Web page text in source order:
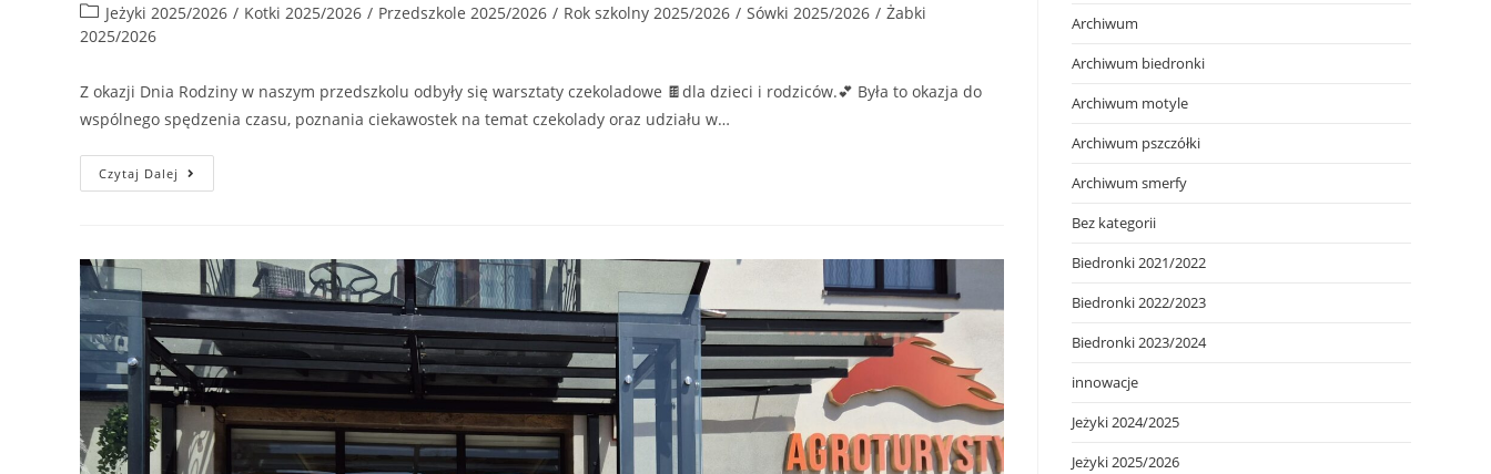
Jeżyki 2025/2026 / Kotki 2025/2026 / Przedszkole 2025/2026 / Rok szkolny 2025/2026 / Sówki 2025/2026 / Żabki
2025/2026
Z okazji Dnia Rodziny w naszym przedszkolu odbyły się warsztaty czekoladowe 🍫dla dzieci i rodziców.💕 Była to okazja do
wspólnego spędzenia czasu, poznania ciekawostek na temat czekolady oraz udziału w…
Czytaj Dalej
Archiwum
Archiwum biedronki
Archiwum motyle
Archiwum pszczółki
Archiwum smerfy
Bez kategorii
Biedronki 2021/2022
Biedronki 2022/2023
Biedronki 2023/2024
innowacje
Jeżyki 2024/2025
Jeżyki 2025/2026